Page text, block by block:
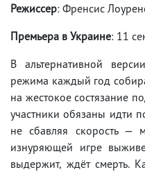
Режиссер: Френсис
Премьера в Украине: 11
В альтернативной
режима каждый год
на жестокое состязание
участники обязаны идти
не сбавляя скорость —
изнуряющей игре
выдержит, ждёт смерть.